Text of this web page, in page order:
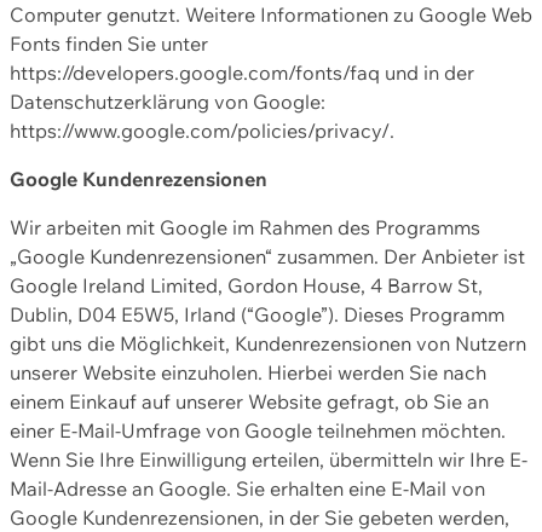
Computer genutzt. Weitere Informationen zu Google Web
Fonts finden Sie unter
https://developers.google.com/fonts/faq und in der
Datenschutzerklärung von Google:
https://www.google.com/policies/privacy/.
Google Kundenrezensionen
Wir arbeiten mit Google im Rahmen des Programms
„Google Kundenrezensionen“ zusammen. Der Anbieter ist
Google Ireland Limited, Gordon House, 4 Barrow St,
Dublin, D04 E5W5, Irland (“Google”). Dieses Programm
gibt uns die Möglichkeit, Kundenrezensionen von Nutzern
unserer Website einzuholen. Hierbei werden Sie nach
einem Einkauf auf unserer Website gefragt, ob Sie an
einer E-Mail-Umfrage von Google teilnehmen möchten.
Wenn Sie Ihre Einwilligung erteilen, übermitteln wir Ihre E-
Mail-Adresse an Google. Sie erhalten eine E-Mail von
Google Kundenrezensionen, in der Sie gebeten werden,